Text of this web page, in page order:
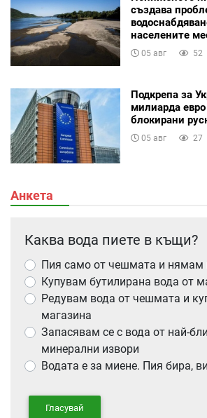
създава
населените
05 авг 52
Подкрепа за
милиарда
блокирани
05 авг 27
Анкета
Каква вода пиете в къщи?
Пия само от чешмата и нямам
Купувам бутилирана вода от
Редувам вода от чешмата и
магазина
Запасявам се с вода от най-
минерални извори
Водата е за миене. Пия бира,
Гласувай